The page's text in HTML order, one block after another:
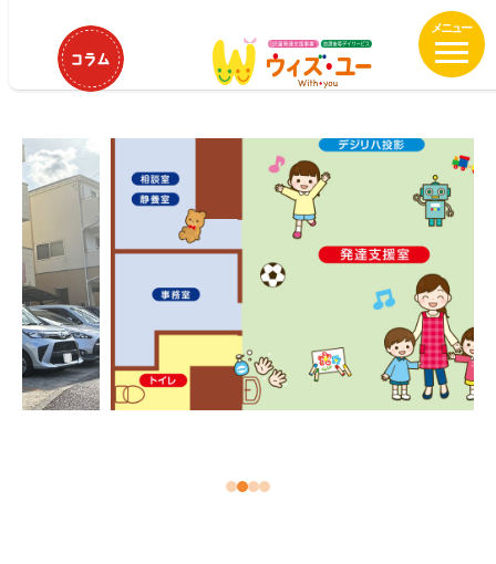
テ
ン
移
動
ウィズ・ユー港北高田
ウィズ・ユー港北高田